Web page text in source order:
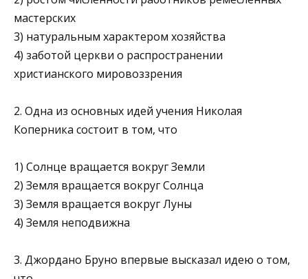
мастер­ских
3) натуральным характером хозяйства
4) заботой церкви о распространении
христианского ми­ровоззрения
2. Одна из основных идей учения Николая
Коперника состоит в том, что
1) Солнце вращается вокруг Земли
2) Земля вращается вокруг Солнца
3) Земля вращается вокруг Луны
4) Земля неподвижна
3. Джордано Бруно впервые высказал идею о том,